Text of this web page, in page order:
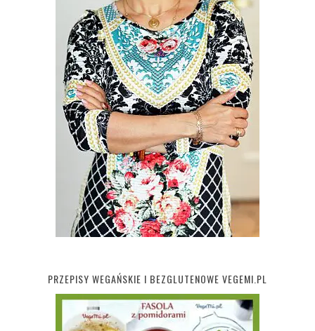
PRZEPISY WEGAŃSKIE I BEZGLUTENOWE VEGEMI.PL